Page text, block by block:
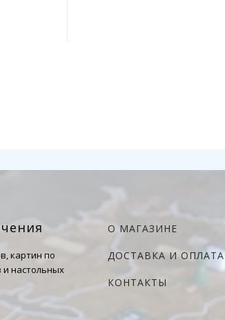
картин по
и настольных
О МАГАЗИНЕ
ДОСТАВКА И ОПЛАТА
КОНТАКТЫ